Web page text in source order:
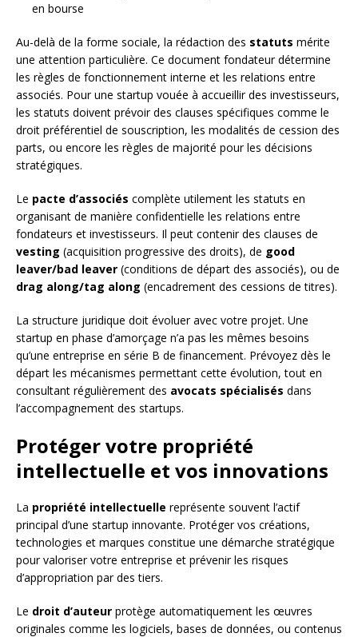
en bourse
Au-delà de la forme sociale, la rédaction des statuts mérite
une attention particulière. Ce document fondateur détermine
les règles de fonctionnement interne et les relations entre
associés. Pour une startup vouée à accueillir des investisseurs,
les statuts doivent prévoir des clauses spécifiques comme le
droit préférentiel de souscription, les modalités de cession des
parts, ou encore les règles de majorité pour les décisions
stratégiques.
Le pacte d’associés complète utilement les statuts en
organisant de manière confidentielle les relations entre
fondateurs et investisseurs. Il peut contenir des clauses de
vesting (acquisition progressive des droits), de good
leaver/bad leaver (conditions de départ des associés), ou de
drag along/tag along (encadrement des cessions de titres).
La structure juridique doit évoluer avec votre projet. Une
startup en phase d’amorçage n’a pas les mêmes besoins
qu’une entreprise en série B de financement. Prévoyez dès le
départ les mécanismes permettant cette évolution, tout en
consultant régulièrement des avocats spécialisés dans
l’accompagnement des startups.
Protéger votre propriété
intellectuelle et vos innovations
La propriété intellectuelle représente souvent l’actif
principal d’une startup innovante. Protéger vos créations,
technologies et marques constitue une démarche stratégique
pour valoriser votre entreprise et prévenir les risques
d’appropriation par des tiers.
Le droit d’auteur protège automatiquement les œuvres
originales comme les logiciels, bases de données, ou contenus